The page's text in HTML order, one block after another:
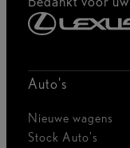
Auto's
Nieuwe wagens
Stock Auto's